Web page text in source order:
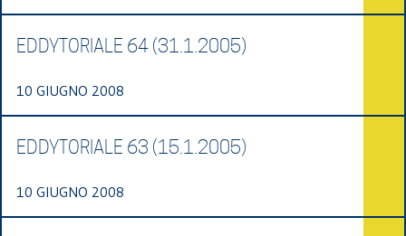
EDDYTORIALE 64 (31.1.2005)
10 GIUGNO 2008
EDDYTORIALE 63 (15.1.2005)
10 GIUGNO 2008